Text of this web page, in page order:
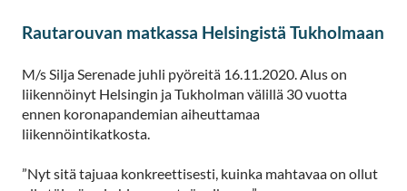
Rautarouvan matkassa Helsingistä Tukholmaan
M/s Silja Serenade juhli pyöreitä 16.11.2020. Alus on
liikennöinyt Helsingin ja Tukholman välillä 30 vuotta
ennen koronapandemian aiheuttamaa
liikennöintikatkosta.
”Nyt sitä tajuaa konkreettisesti, kuinka mahtavaa on ollut